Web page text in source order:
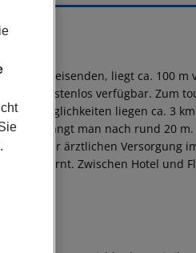
liegt ca. 100
kostenlos verfügbar. Zum
liegen ca. 3
gelangt man nach rund 20
km). Zur ärztlichen Versorgung
km entfernt. Zwischen Hotel und
.